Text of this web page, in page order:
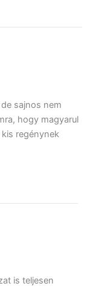
sajnos nem
hogy magyarul
regénynek
is teljesen